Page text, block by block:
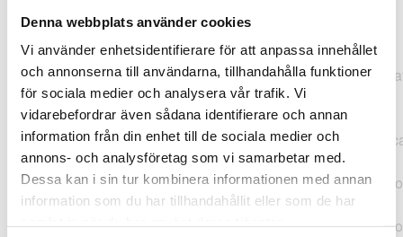
Denna webbplats använder cookies
Vi använder enhetsidentifierare för att anpassa innehållet
och annonserna till användarna, tillhandahålla funktioner
för sociala medier och analysera vår trafik. Vi
vidarebefordrar även sådana identifierare och annan
information från din enhet till de sociala medier och
annons- och analysföretag som vi samarbetar med.
Dessa kan i sin tur kombinera informationen med annan
information som du har tillhandahållit eller som de har
TypeError: "".concat(...).concat(...).replaceAll is not a
function at
https://webshop.pressbyran.se/_next/static/chunks/pages/
b1763451a2186f9e.js:1:11050 at Array.map
(<anonymous>) at K
(https://webshop.pressbyran.se/_next/static/chunks/pages/
b1763451a2186f9e.js:1:10836) at lk
(https://webshop.pressbyran.se/_next/static/chunks/
b241200379730ac0.js:1:129835) at i
(https://webshop.pressbyran.se/_next/static/chunks/